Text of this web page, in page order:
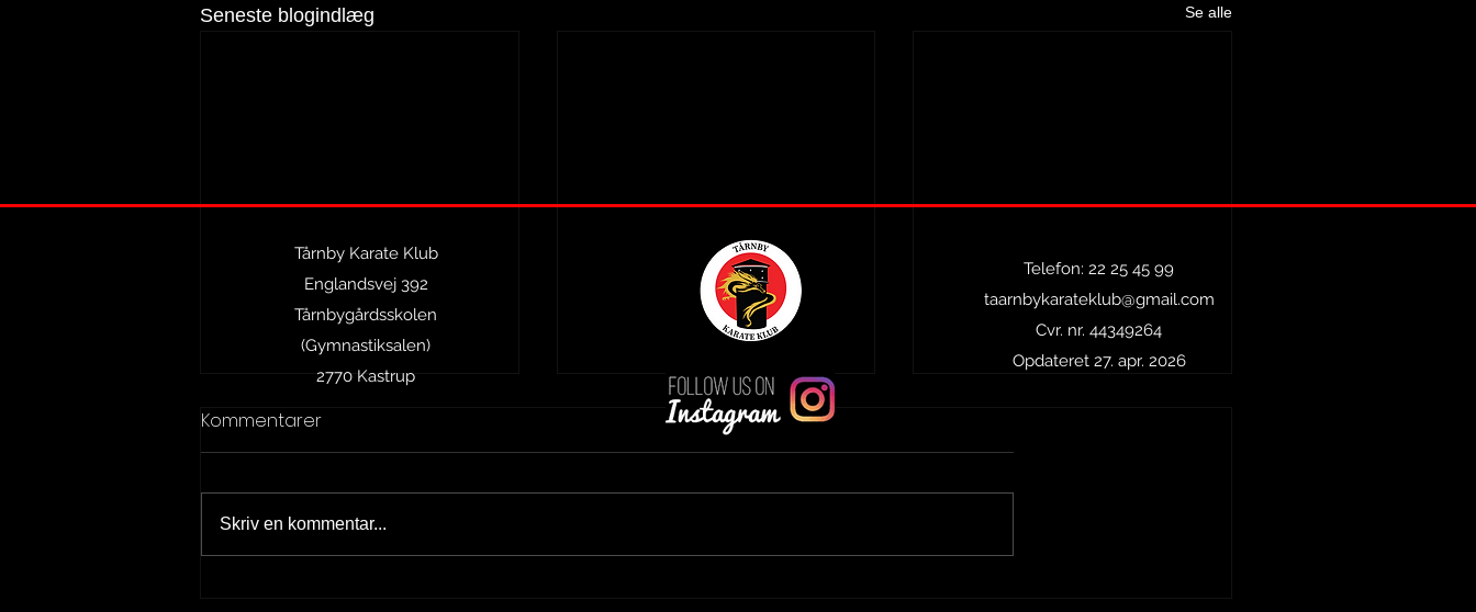
Seneste blogindlæg Se alle
Kommentarer
Skriv en kommentar...
Tårnby Karate Klub
Englandsvej 392
Tårnbygårdsskolen
(Gymnastiksalen)
2770 Kastrup
Telefon: 22 25 45 99
taarnbykarateklub@gmail.com
Cvr. nr. 44349264
Opdateret 27. apr. 2026